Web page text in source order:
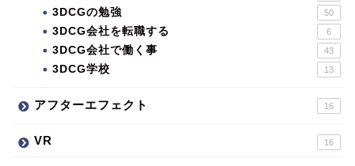
3DCGの勉強 50
3DCG会社を転職する 6
3DCG会社で働く事 43
3DCG学校 13
アフターエフェクト 16
VR 16